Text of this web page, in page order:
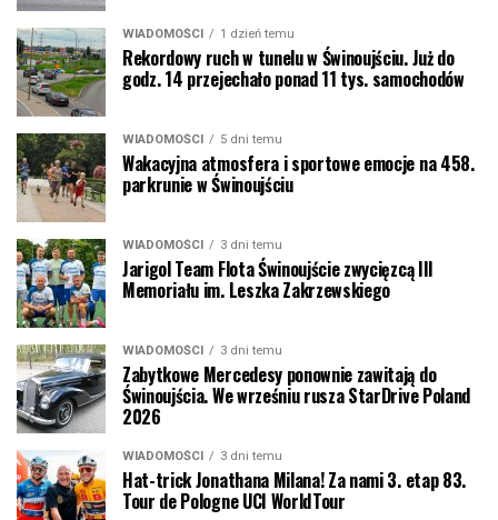
WIADOMOŚCI 1 dzień temu
Rekordowy ruch w tunelu w Świnoujściu. Już do
godz. 14 przejechało ponad 11 tys. samochodów
WIADOMOŚCI 5 dni temu
Wakacyjna atmosfera i sportowe emocje na 458.
parkrunie w Świnoujściu
WIADOMOŚCI 3 dni temu
Jarigol Team Flota Świnoujście zwycięzcą III
Memoriału im. Leszka Zakrzewskiego
WIADOMOŚCI 3 dni temu
Zabytkowe Mercedesy ponownie zawitają do
Świnoujścia. We wrześniu rusza StarDrive Poland
2026
WIADOMOŚCI 3 dni temu
Hat-trick Jonathana Milana! Za nami 3. etap 83.
Tour de Pologne UCI WorldTour